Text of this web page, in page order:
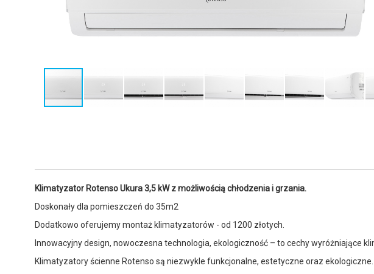
Klimatyzator Rotenso Ukura 3,5 kW z możliwością chłodzenia i grzania.
Doskonały dla pomieszczeń do 35m2
Dodatkowo oferujemy montaż klimatyzatorów - od 1200 złotych.
Innowacyjny design, nowoczesna technologia, ekologiczność – to cechy wyróżniające
Klimatyzatory ścienne Rotenso są niezwykle funkcjonalne, estetyczne oraz ekologiczne.